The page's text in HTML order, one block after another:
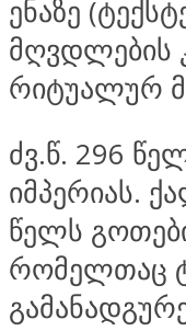
ენაზე
მღვდლების
რიტუალურ
ძვ.წ. 296
იმპერიას.
წელს
რომელთაც